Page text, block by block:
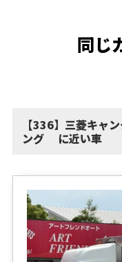
同じ
【336】三菱キャ
ング に近い車